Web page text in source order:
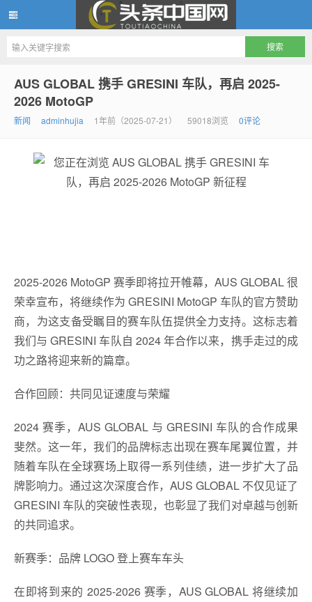
AUS GLOBAL 携手 GRESINI 车队，再启 2025-
2026 MotoGP
新闻 adminhujia 1年前（2025-07-21） 59018浏览 0评论
2025-2026 MotoGP 赛季即将拉开帷幕，AUS GLOBAL 很
荣幸宣布，将继续作为 GRESINI MotoGP 车队的官方赞助
商，为这支备受瞩目的赛车队伍提供全力支持。这标志着
我们与 GRESINI 车队自 2024 年合作以来，携手走过的成
功之路将迎来新的篇章。
合作回顾：共同见证速度与荣耀
2024 赛季，AUS GLOBAL 与 GRESINI 车队的合作成果
斐然。这一年，我们的品牌标志出现在赛车尾翼位置，并
随着车队在全球赛场上取得一系列佳绩，进一步扩大了品
牌影响力。通过这次深度合作，AUS GLOBAL 不仅见证了
GRESINI 车队的突破性表现，也彰显了我们对卓越与创新
的共同追求。
新赛季：品牌 LOGO 登上赛车车头
在即将到来的 2025-2026 赛季，AUS GLOBAL 将继续加